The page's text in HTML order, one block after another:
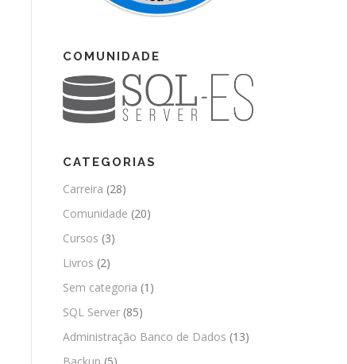
COMUNIDADE
CATEGORIAS
Carreira (28)
Comunidade (20)
Cursos (3)
Livros (2)
Sem categoria (1)
SQL Server (85)
Administração Banco de Dados (13)